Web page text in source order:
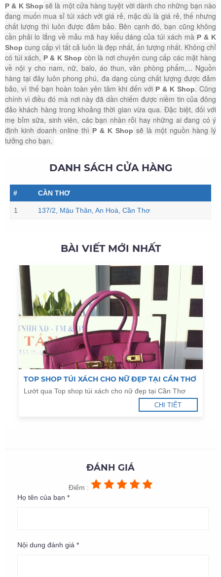
P & K Shop sẽ là một cửa hàng tuyệt vời dành cho những bạn nào
đang muốn mua sỉ túi xách với giá rẻ, mặc dù là giá rẻ, thế nhưng
chất lượng thì luôn được đảm bảo. Bên cạnh đó, bạn cũng không
cần phải lo lắng về mẫu mã hay kiểu dáng của túi xách mà P & K
Shopcung cấp vì tất cả luôn là đẹp nhất, ấn tượng nhất. Không chỉ
có túi xách, P & K Shop còn là nơi chuyên cung cấp các mặt hàng
về nội y cho nam, nữ, balo, áo thun, văn phòng phẩm,... Nguồn
hàng tại đây luôn phong phú, đa dạng cùng chất lượng được đảm
bảo, vì thế bạn hoàn toàn yên tâm khi đến với P & K Shop. Cũng
chính vì điều đó mà nơi này đã dần chiếm được niềm tin của đông
đảo khách hàng trong khoảng thời gian vừa qua. Đặc biệt, đối với
mẹ bỉm sữa, sinh viên, các bạn nhàn rỗi hay những ai đang có ý
định kinh doanh online thì P & K Shop sẽ là một nguồn hàng lý
tưởng cho bạn.
DANH SÁCH CỬA HÀNG
# CẦN THƠ
1 137/2, Mậu Thân, An Hoà, Cần Thơ
BÀI VIẾT MỚI NHẤT
TOP SHOP TÚI XÁCH CHO NỮ ĐẸP TẠI CẦN THƠ
Lướt qua Top shop túi xách cho nữ đẹp tại Cần Thơ
CHI TIẾT
ĐÁNH GIÁ
Điểm :
Họ tên của bạn *
Nội dung đánh giá *